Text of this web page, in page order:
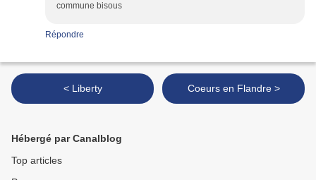
commune bisous
Répondre
< Liberty Coeurs en Flandre >
Hébergé par Canalblog
Top articles